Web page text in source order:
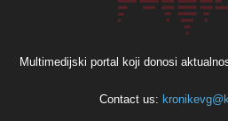
Multimedijski portal koji donosi
Contact us: